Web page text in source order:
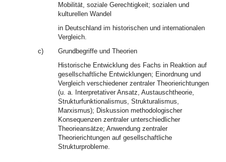
Mobilität, soziale Gerechtigkeit; sozialen und
kulturellen Wandel
in Deutschland im historischen und internationalen
Vergleich.
c)
Grundbegriffe und Theorien
Historische Entwicklung des Fachs in Reaktion auf
gesellschaftliche Entwicklungen; Einordnung und
Vergleich verschiedener zentraler Theorierichtungen
(u. a. Interpretativer Ansatz, Austauschtheorie,
Strukturfunktionalismus, Strukturalismus,
Marxismus); Diskussion methodologischer
Konsequenzen zentraler unterschiedlicher
Theorieansätze; Anwendung zentraler
Theorierichtungen auf gesellschaftliche
Strukturprobleme.